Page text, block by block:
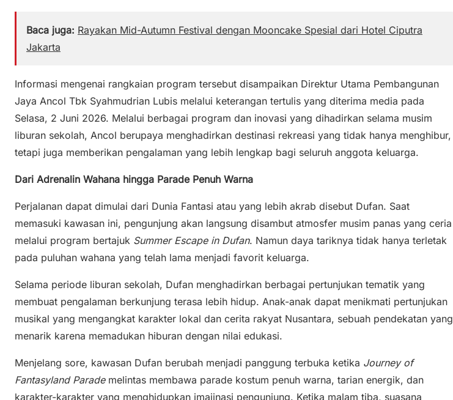
Baca juga: Rayakan Mid-Autumn Festival dengan Mooncake Spesial dari Hotel Ciputra
Jakarta
Informasi mengenai rangkaian program tersebut disampaikan Direktur Utama Pembangunan
Jaya Ancol Tbk Syahmudrian Lubis melalui keterangan tertulis yang diterima media pada
Selasa, 2 Juni 2026. Melalui berbagai program dan inovasi yang dihadirkan selama musim
liburan sekolah, Ancol berupaya menghadirkan destinasi rekreasi yang tidak hanya menghibur,
tetapi juga memberikan pengalaman yang lebih lengkap bagi seluruh anggota keluarga.
Dari Adrenalin Wahana hingga Parade Penuh Warna
Perjalanan dapat dimulai dari Dunia Fantasi atau yang lebih akrab disebut Dufan. Saat
memasuki kawasan ini, pengunjung akan langsung disambut atmosfer musim panas yang ceria
melalui program bertajuk Summer Escape in Dufan. Namun daya tariknya tidak hanya terletak
pada puluhan wahana yang telah lama menjadi favorit keluarga.
Selama periode liburan sekolah, Dufan menghadirkan berbagai pertunjukan tematik yang
membuat pengalaman berkunjung terasa lebih hidup. Anak-anak dapat menikmati pertunjukan
musikal yang mengangkat karakter lokal dan cerita rakyat Nusantara, sebuah pendekatan yang
menarik karena memadukan hiburan dengan nilai edukasi.
Menjelang sore, kawasan Dufan berubah menjadi panggung terbuka ketika Journey of
Fantasyland Parademelintas membawa parade kostum penuh warna, tarian energik, dan
karakter-karakter yang menghidupkan imajinasi pengunjung. Ketika malam tiba, suasana